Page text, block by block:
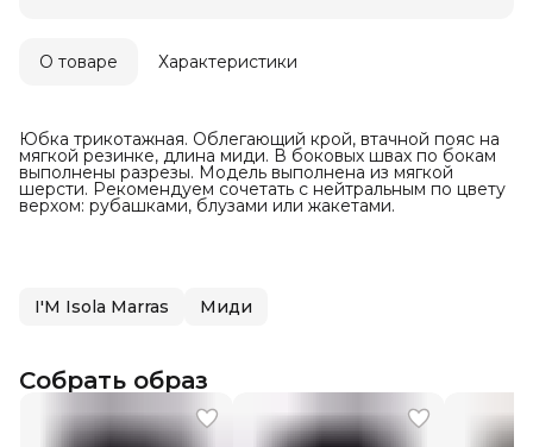
Оплата после примерки
О товаре Характеристики
Юбка трикотажная. Облегающий крой, втачной пояс на
мягкой резинке, длина миди. В боковых швах по бокам
выполнены разрезы. Модель выполнена из мягкой
шерсти. Рекомендуем сочетать с нейтральным по цвету
верхом: рубашками, блузами или жакетами.
I'M Isola Marras Миди
Собрать образ